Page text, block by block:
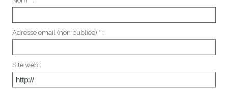
Adresse email (non publiée) * :
Site web :